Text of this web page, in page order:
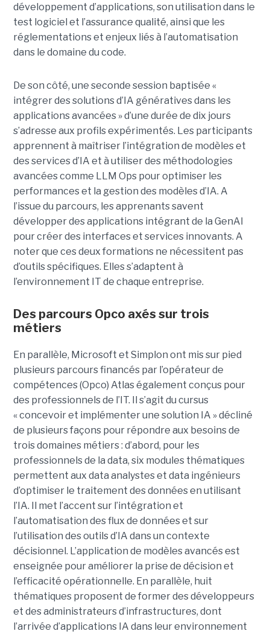
développement d’applications, son utilisation dans le
test logiciel et l’assurance qualité, ainsi que les
réglementations et enjeux liés à l’automatisation
dans le domaine du code.
De son côté, une seconde session baptisée «
intégrer des solutions d’IA génératives dans les
applications‍ avancées » d’une durée de dix jours
s’adresse aux profils expérimentés. Les participants
apprennent à maîtriser l’intégration de modèles et
des services d’IA et à utiliser des méthodologies
avancées comme LLM Ops pour optimiser les
performances et la gestion des modèles d’IA. A
l’issue du parcours, les apprenants savent
développer des applications intégrant de la GenAI
pour créer des interfaces et services innovants. A
noter que ces deux formations ne nécessitent pas
d’outils spécifiques. Elles s’adaptent à
l’environnement IT de chaque entreprise.
Des parcours Opco axés sur trois
métiers
En parallèle, Microsoft et Simplon ont mis sur pied
plusieurs parcours financés par l’opérateur de
compétences (Opco) Atlas également conçus pour
des professionnels de l’IT. Il s’agit du cursus
« concevoir et implémenter une solution IA » décliné
de plusieurs façons pour répondre aux besoins de
trois domaines métiers : d’abord, pour les
professionnels de la data, six modules thématiques
permettent aux data analystes et data ingénieurs
d’optimiser le traitement des données en utilisant
l’IA. Il met l’accent sur l’intégration et
l’automatisation des flux de données et sur
l’utilisation des outils d’IA dans un contexte
décisionnel. L’application de modèles avancés est
enseignée pour améliorer la prise de décision et
l’efficacité opérationnelle. En parallèle, huit
thématiques proposent de former des développeurs
et des administrateurs d’infrastructures, dont
l’arrivée d’applications IA dans leur environnement